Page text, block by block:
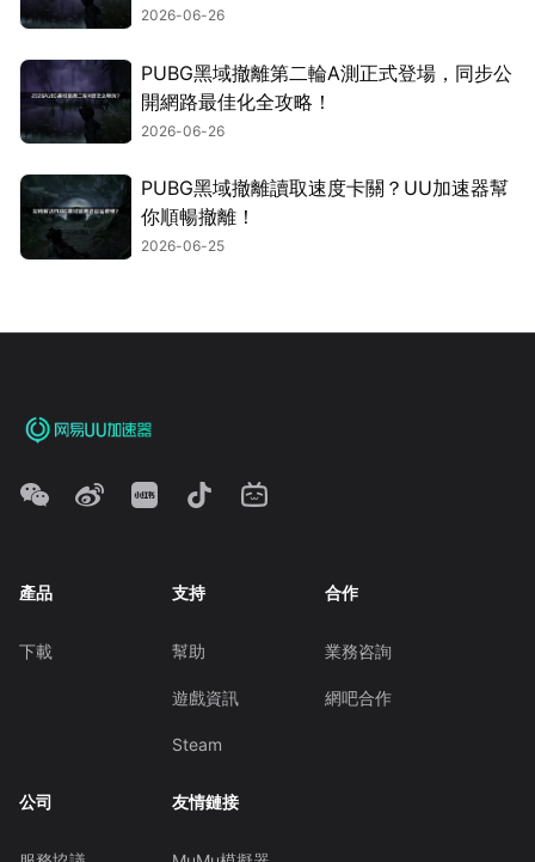
2026-06-26
PUBG黑域撤離第二輪A測正式登場，同步公
開網路最佳化全攻略！
2026-06-26
PUBG黑域撤離讀取速度卡關？UU加速器幫
你順暢撤離！
2026-06-25
產品
下載
支持
幫助
遊戲資訊
Steam
合作
業務咨詢
網吧合作
公司 友情鏈接